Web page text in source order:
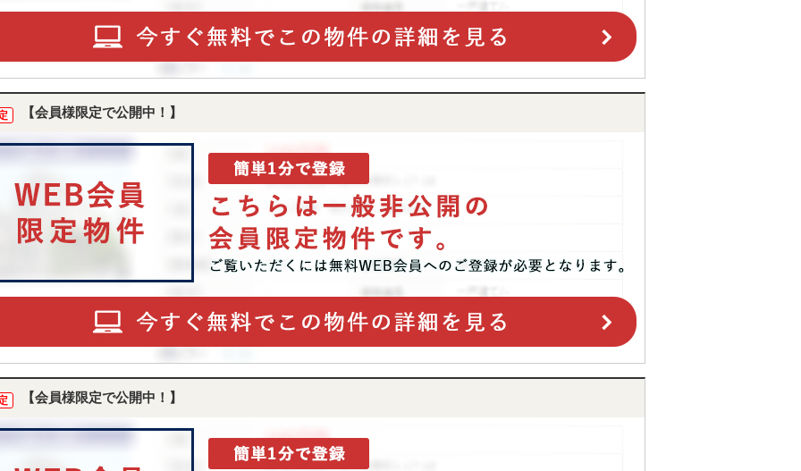
【会員様限定で公開中！】
【会員様限定で公開中！】